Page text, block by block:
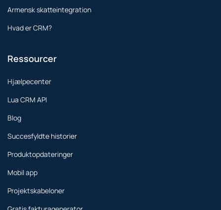
Armensk skatteintegration
Hvad er CRM?
Ressourcer
Hjælpecenter
Lua CRM API
Blog
Succesfyldte historier
Produktopdateringer
Mobil app
Projektskabeloner